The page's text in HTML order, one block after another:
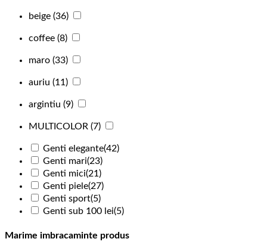
beige (36)
coffee (8)
maro (33)
auriu (11)
argintiu (9)
MULTICOLOR (7)
Genti elegante(42)
Genti mari(23)
Genti mici(21)
Genti piele(27)
Genti sport(5)
Genti sub 100 lei(5)
Marime imbracaminte produs